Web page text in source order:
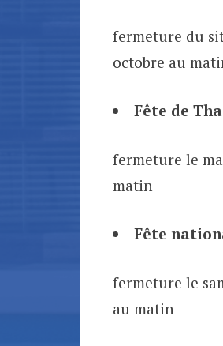
fermeture du
octobre au
Fête de
fermeture le
matin
Fête
fermeture le
au matin